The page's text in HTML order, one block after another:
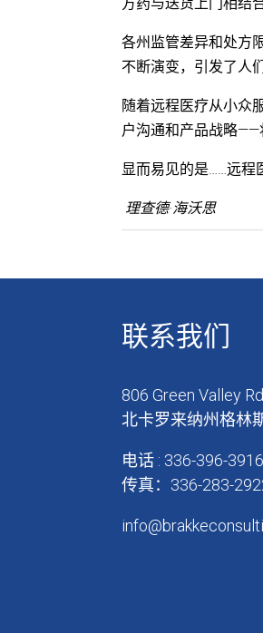
各州监管差异和处方
不断演变，引发了人
随着远程医疗从小众
户沟通和产品战略——
显而易见的是……远程
理查德·海沃思
联系我们
806 Green Valley
北卡罗来纳州格林
电话 : 336-396-3916
传真：336-283-